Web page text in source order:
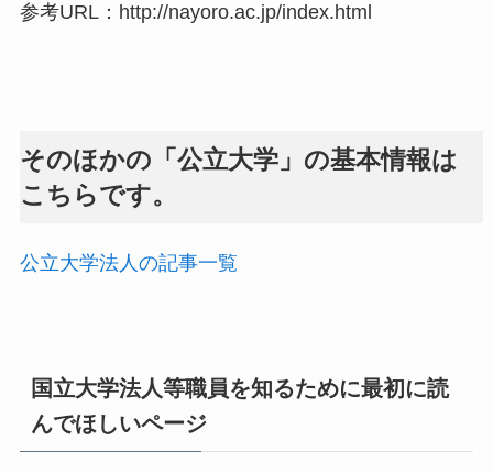
参考URL：http://nayoro.ac.jp/index.html
そのほかの「公立大学」の基本情報は
こちらです。
公立大学法人の記事一覧
国立大学法人等職員を知るために最初に読
んでほしいページ